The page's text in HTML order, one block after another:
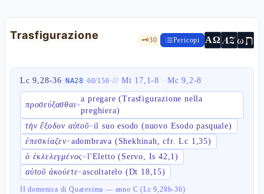
Trasfigurazione 🗝️30 Pericopi ΑΩ AZωת
Lc 9,28-36· NA28· 60/156·// Mt 17,1-8 · Mc 9,2-8
προσεύξασθαι=
a pregare (Trasfigurazione nella
preghiera)
τὴν ἔξοδον αὐτοῦ=il suo esodo (nuovo Esodo pasquale)
ἐπεσκίαζεν=adombrava (Shekhinah, cfr. Lc 1,35)
ὁ ἐκλελεγμένος=l'Eletto (Servo, Is 42,1)
αὐτοῦ ἀκούετε=ascoltatelo (Dt 18,15)
II domenica di Quaresima — anno C (Lc 9,28b-36)